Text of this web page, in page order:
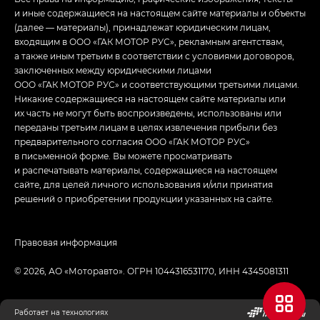
и иные содержащиеся на настоящем сайте материалы и объекты
(далее — материалы), принадлежат юридическим лицам,
входящим в ООО «ГАК МОТОР РУС», рекламным агентствам,
а также иным третьим в соответствии с условиями договоров,
заключенных между юридическими лицами
ООО «ГАК МОТОР РУС» и соответствующими третьими лицами.
Никакие содержащиеся на настоящем сайте материалы или
их часть не могут быть воспроизведены, использованы или
переданы третьим лицам в целях извлечения прибыли без
предварительного согласия ООО «ГАК МОТОР РУС»
в письменной форме. Вы можете просматривать
и распечатывать материалы, содержащиеся на настоящем
сайте, для целей личного использования и/или принятия
решений о приобретении продукции указанных на сайте.
© 2026, АО «Моторавто». ОГРН 1044316531170, ИНН 4345081311
Правовая информация
Работает на технологиях